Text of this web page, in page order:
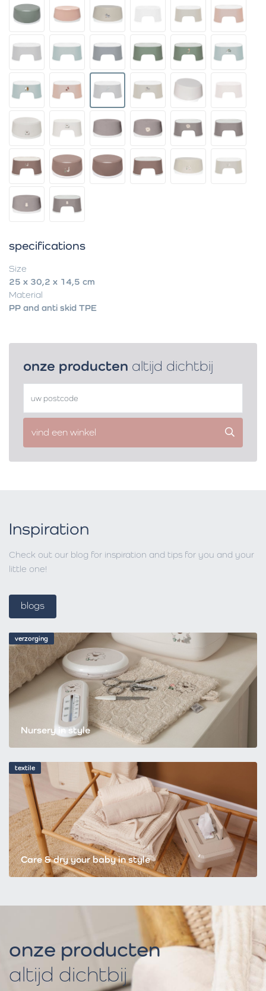
specifications
Size
25 x 30,2 x 14,5 cm
Material
PP and anti skid TPE
onze producten altijd dichtbij
vind een winkel
verzorging
Nursery in style
textile
Care & dry your baby in style
Inspiration
Check out our blog for inspiration and tips for you and your
little one!
blogs
onze producten
altijd dichtbij